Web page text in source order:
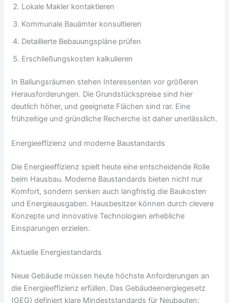
Lokale Makler kontaktieren
Kommunale Bauämter konsultieren
Detaillierte Bebauungspläne prüfen
Erschließungskosten kalkulieren
In Ballungsräumen stehen Interessenten vor größeren
Herausforderungen. Die Grundstückspreise sind hier
deutlich höher, und geeignete Flächen sind rar. Eine
frühzeitige und gründliche Recherche ist daher unerlässlich.
Energieeffizienz und moderne Baustandards
Die Energieeffizienz spielt heute eine entscheidende Rolle
beim Hausbau. Moderne Baustandards bieten nicht nur
Komfort, sondern senken auch langfristig die Baukosten
und Energieausgaben. Hausbesitzer können durch clevere
Konzepte und innovative Technologien erhebliche
Einsparungen erzielen.
Aktuelle Energiestandards
Neue Gebäude müssen heute höchste Anforderungen an
die Energieeffizienz erfüllen. Das Gebäudeenergiegesetz
(GEG) definiert klare Mindeststandards für Neubauten: